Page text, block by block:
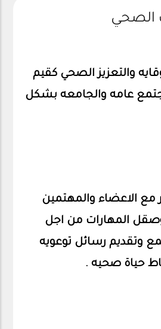
الصحي
والتعزيز الصحي كقيم
عامه والجامعه بشكل
مع الاعضاء والمهتمين
المهارات من اجل
وتقديم رسائل توعويه
حياة صحيه .